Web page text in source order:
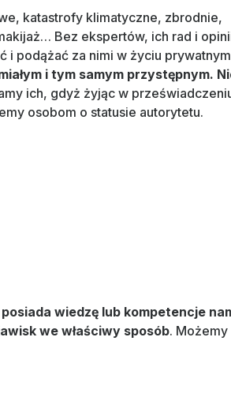
katastrofy klimatyczne, zbrodnie,
Bez ekspertów, ich rad i
i podążać za nimi w życiu
i tym samym przystępnym.
ich, gdyż żyjąc w
osobom o statusie autorytetu.
wiedzę lub kompetencje
we właściwy sposób. Możemy